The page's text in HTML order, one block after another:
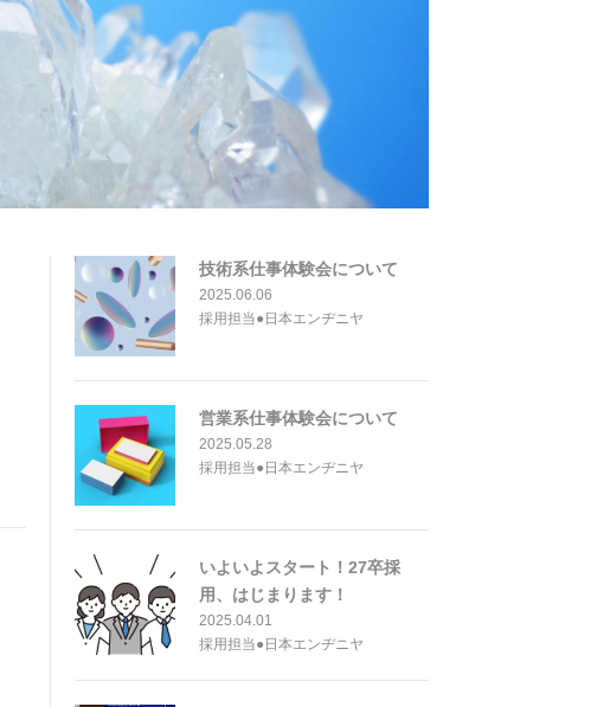
技術系仕事体験会について
2025.06.06
採用担当●日本エンヂニヤ
営業系仕事体験会について
2025.05.28
採用担当●日本エンヂニヤ
いよいよスタート！27卒採
用、はじまります！
2025.04.01
採用担当●日本エンヂニヤ